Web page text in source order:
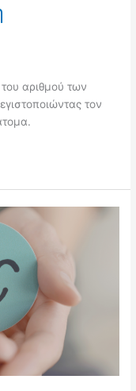
αριθμού των
τον